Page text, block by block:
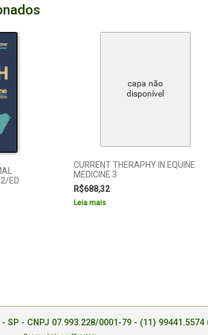
ED
CURRENT THERAPHY IN EQUINE
MEDICINE 3
R$688,32
Leia mais
SP - CNPJ 07.993.228/0001-79 - (11) 99441.5574